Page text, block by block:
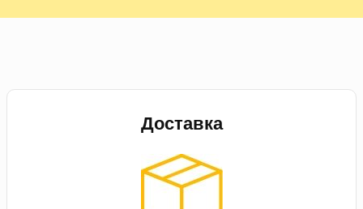
Доставка